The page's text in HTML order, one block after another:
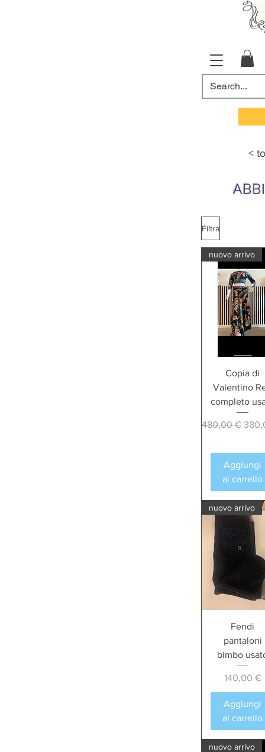
<
Filtra
nuovo arrivo
Copia di
Valentino
completo
Prezzo
480,00 €
Aggiungi
al carrello
nuovo arrivo
Fendi
pantaloni
bimbo
Prezzo
140,00 €
Aggiungi
al carrello
nuovo arrivo